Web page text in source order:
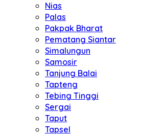
Nias
Palas
Pakpak Bharat
Pematang Siantar
Simalungun
Samosir
Tanjung Balai
Tapteng
Tebing Tinggi
Sergai
Taput
Tapsel